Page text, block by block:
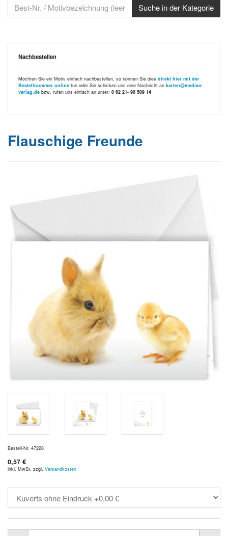
Nachbestellen
Möchten Sie ein Motiv einfach nachbestellen, so können Sie dies direkt hier mit der
Bestellnummer online tun oder Sie schicken uns eine Nachricht an karten@median-
verlag.de bzw. rufen uns einfach an unter: 0 62 21- 90 509 14
Flauschige Freunde
Bestell-Nr. 47228
0,57 €
inkl. MwSt. zzgl. Versandkosten